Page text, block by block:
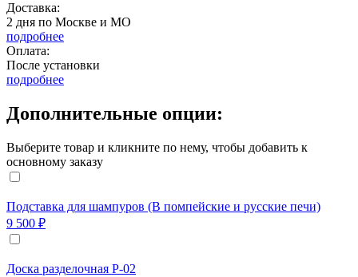
Доставка:
2 дня по Москве и МО
подробнее
Оплата:
После установки
подробнее
Дополнительные опции:
Выберите товар и кликните по нему, чтобы добавить к
основному заказу
Подставка для шампуров (В помпейские и русские печи)
9 500 ₽
Доска разделочная Р-02